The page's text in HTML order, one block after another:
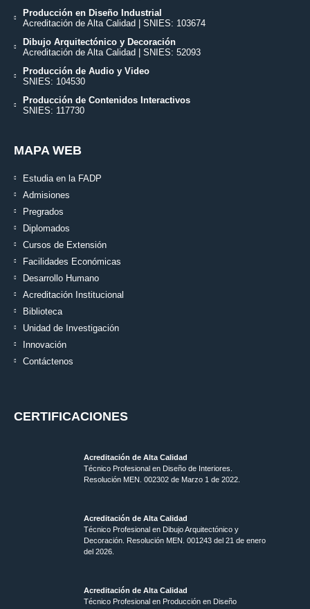
Producción en Diseño Industrial
Acreditación de Alta Calidad | SNIES: 103674
Dibujo Arquitectónico y Decoración
Acreditación de Alta Calidad | SNIES: 52093
Producción de Audio y Video
SNIES: 104530
Producción de Contenidos Interactivos
SNIES: 117730
MAPA WEB
Estudia en la FADP
Admisiones
Pregrados
Diplomados
Cursos de Extensión
Facilidades Económicas
Desarrollo Humano
Acreditación Institucional
Biblioteca
Unidad de Investigación
Innovación
Contáctenos
CERTIFICACIONES
Acreditación de Alta Calidad
Técnico Profesional en Diseño de Interiores.
Resolución MEN. 002302 de Marzo 1 de 2022.
Acreditación de Alta Calidad
Técnico Profesional en Dibujo Arquitectónico y
Decoración. Resolución MEN. 001243 del 21 de enero
del 2026.
Acreditación de Alta Calidad
Técnico Profesional en Producción en Diseño